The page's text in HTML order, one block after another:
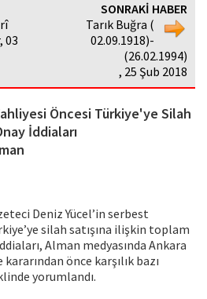
03
SONRAKİ HABER
Tarık Buğra (
02.09.1918)-
(26.02.1994)
, 25 Şub 2018
Öncesi Türkiye'ye Silah
İddiaları
Deniz Yücel’in serbest
silah satışına ilişkin toplam
Alman medyasında Ankara
önce karşılık bazı
yorumlandı.